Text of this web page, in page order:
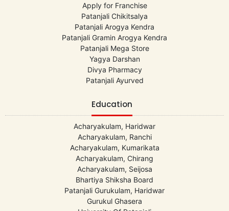
Apply for Franchise
Patanjali Chikitsalya
Patanjali Arogya Kendra
Patanjali Gramin Arogya Kendra
Patanjali Mega Store
Yagya Darshan
Divya Pharmacy
Patanjali Ayurved
Education
Acharyakulam, Haridwar
Acharyakulam, Ranchi
Acharyakulam, Kumarikata
Acharyakulam, Chirang
Acharyakulam, Seijosa
Bhartiya Shiksha Board
Patanjali Gurukulam, Haridwar
Gurukul Ghasera